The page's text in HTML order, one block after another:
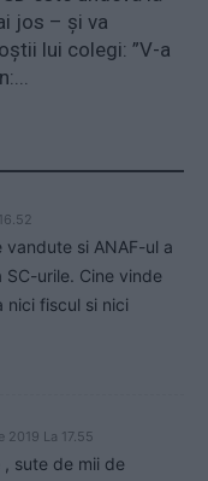
jos – și va
lui colegi: ”V-a
si ANAF-ul a
urile. Cine vinde
nici fiscul si nici
2019 La 17.55
sute de mii de